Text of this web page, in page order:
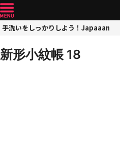
手洗いをしっかりしよう！Japaaan
新形小紋帳 18